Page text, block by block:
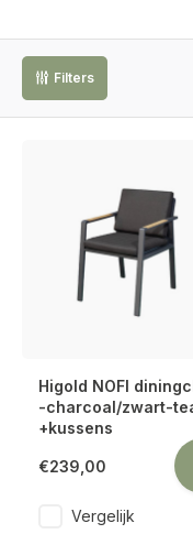
Filters
Higold NOFI
-charcoal/zwart-
+kussens
€239,00
Vergelijk